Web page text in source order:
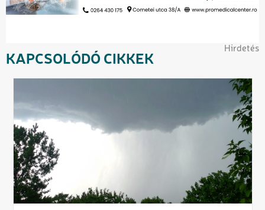
Hirdetés
KAPCSOLÓDÓ CIKKEK